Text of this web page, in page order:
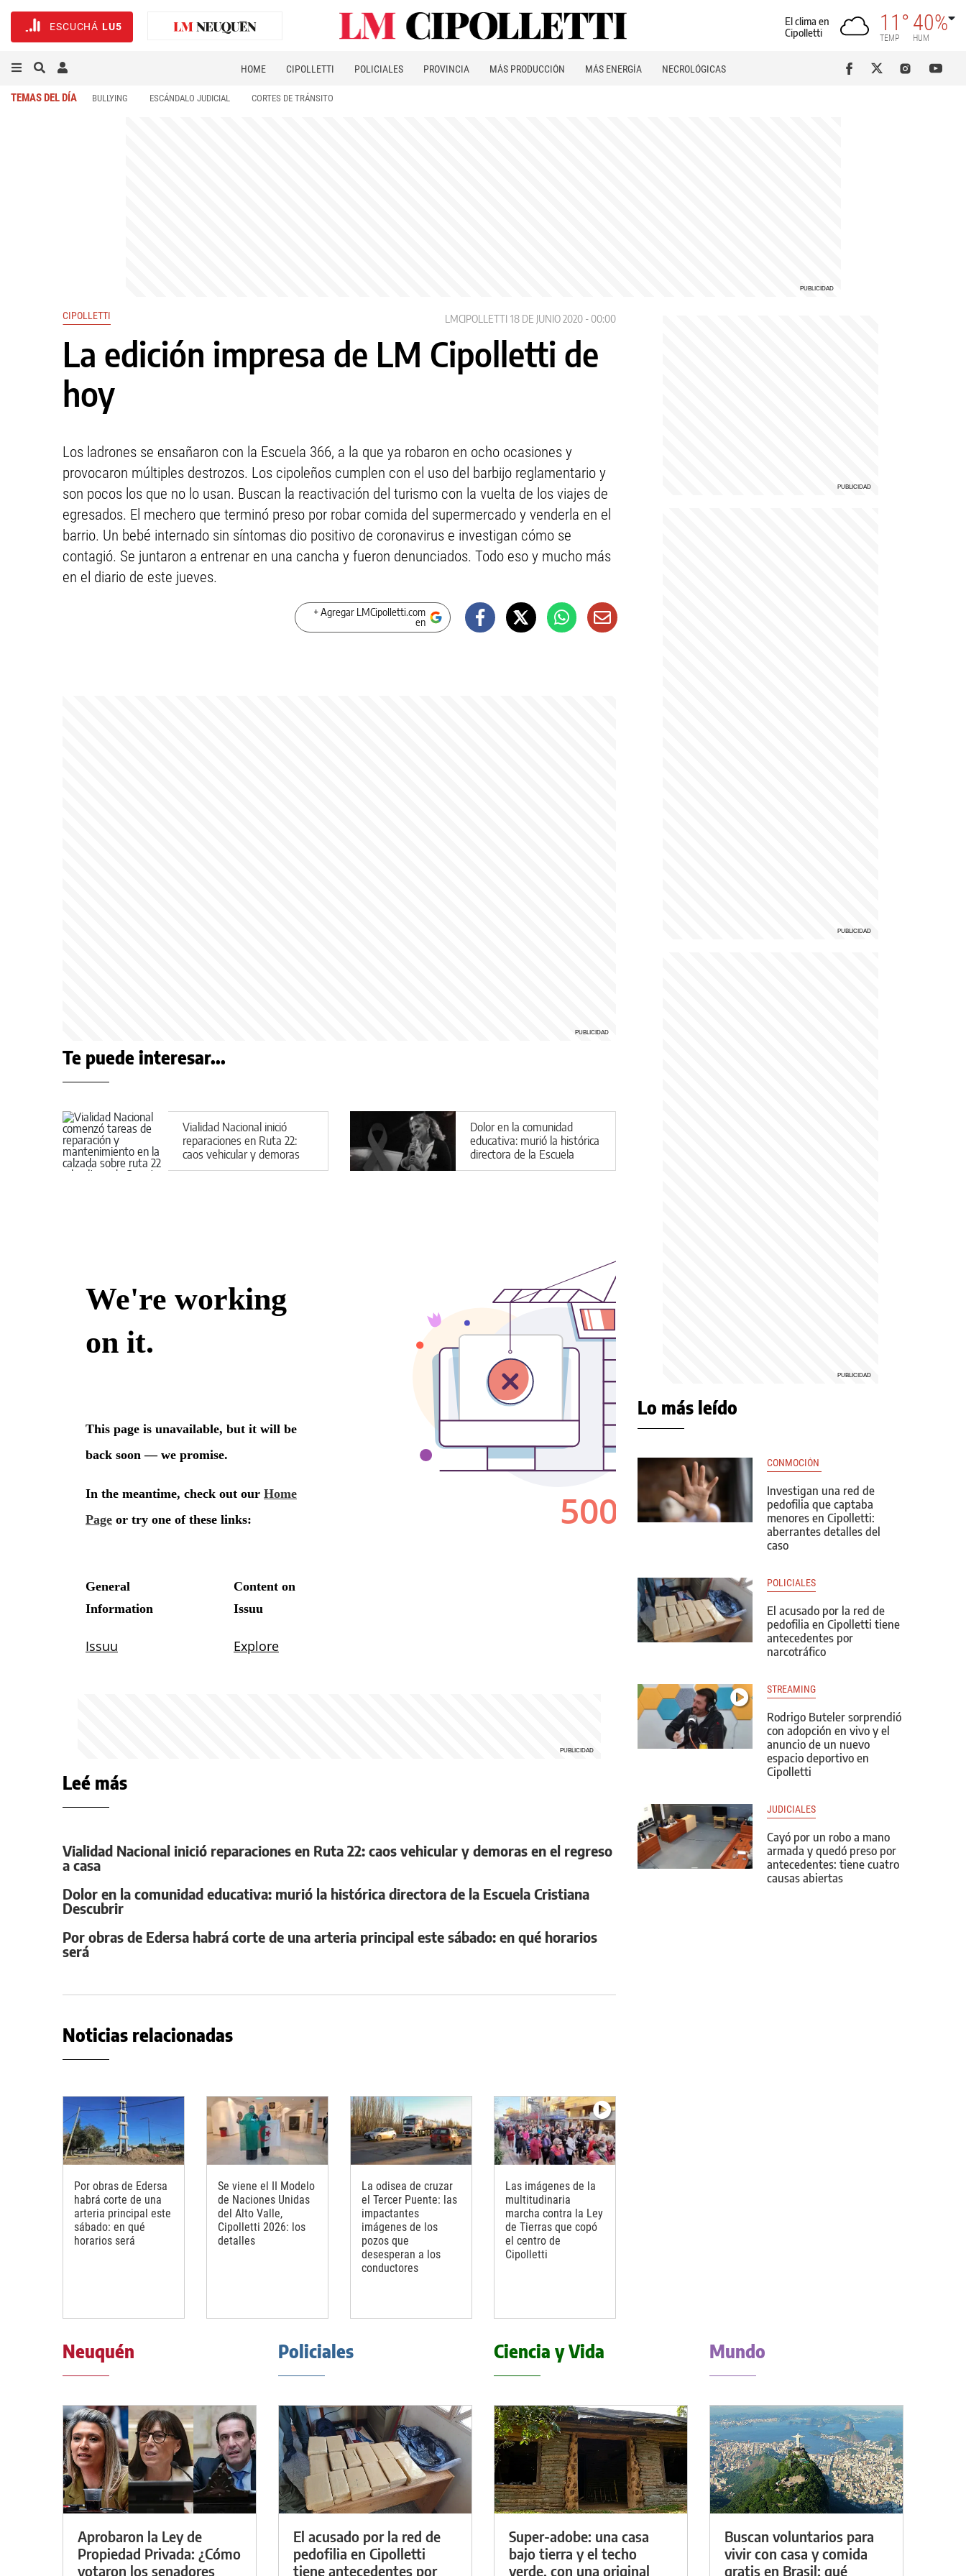
ESCUCHÁ LU5
El clima en
Cipolletti
11°
TEMP
40%
HUM
HOME CIPOLLETTI POLICIALES PROVINCIA MÁS PRODUCCIÓN MÁS ENERGÍA NECROLÓGICAS
TEMAS DEL DÍA BULLYING ESCÁNDALO JUDICIAL CORTES DE TRÁNSITO
CIPOLLETTI LMCIPOLLETTI 18 DE JUNIO 2020 - 00:00
La edición impresa de LM Cipolletti de
hoy
Los ladrones se ensañaron con la Escuela 366, a la que ya robaron en ocho ocasiones y
provocaron múltiples destrozos. Los cipoleños cumplen con el uso del barbijo reglamentario y
son pocos los que no lo usan. Buscan la reactivación del turismo con la vuelta de los viajes de
egresados. El mechero que terminó preso por robar comida del supermercado y venderla en el
barrio. Un bebé internado sin síntomas dio positivo de coronavirus e investigan cómo se
contagió. Se juntaron a entrenar en una cancha y fueron denunciados. Todo eso y mucho más
en el diario de este jueves.
+ Agregar LMCipolletti.com
en
Te puede interesar...
Vialidad Nacional inició
reparaciones en Ruta 22:
caos vehicular y demoras
en el regreso a casa
Dolor en la comunidad
educativa: murió la histórica
directora de la Escuela
Cristiana Descubrir
Leé más
Vialidad Nacional inició reparaciones en Ruta 22: caos vehicular y demoras en el regreso
a casa
Dolor en la comunidad educativa: murió la histórica directora de la Escuela Cristiana
Descubrir
Por obras de Edersa habrá corte de una arteria principal este sábado: en qué horarios
será
Noticias relacionadas
Por obras de Edersa
habrá corte de una
arteria principal este
sábado: en qué
horarios será
Se viene el II Modelo
de Naciones Unidas
del Alto Valle,
Cipolletti 2026: los
detalles
La odisea de cruzar
el Tercer Puente: las
impactantes
imágenes de los
pozos que
desesperan a los
conductores
Las imágenes de la
multitudinaria
marcha contra la Ley
de Tierras que copó
el centro de
Cipolletti
Lo más leído
CONMOCIÓN
Investigan una red de
pedofilia que captaba
menores en Cipolletti:
aberrantes detalles del
caso
POLICIALES
El acusado por la red de
pedofilia en Cipolletti tiene
antecedentes por
narcotráfico
STREAMING
Rodrigo Buteler sorprendió
con adopción en vivo y el
anuncio de un nuevo
espacio deportivo en
Cipolletti
JUDICIALES
Cayó por un robo a mano
armada y quedó preso por
antecedentes: tiene cuatro
causas abiertas
Neuquén
Aprobaron la Ley de
Propiedad Privada: ¿Cómo
votaron los senadores
Policiales
El acusado por la red de
pedofilia en Cipolletti
tiene antecedentes por
Ciencia y Vida
Super-adobe: una casa
bajo tierra y el techo
verde, con una original
Mundo
Buscan voluntarios para
vivir con casa y comida
gratis en Brasil: qué